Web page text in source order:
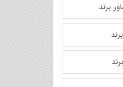
برند